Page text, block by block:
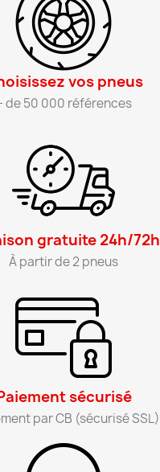
vos pneus​
de 50 000 références
gratuite 24h/72h​
À partir de 2 pneus​
sécurisé​
par CB (sécurisé SSL)​